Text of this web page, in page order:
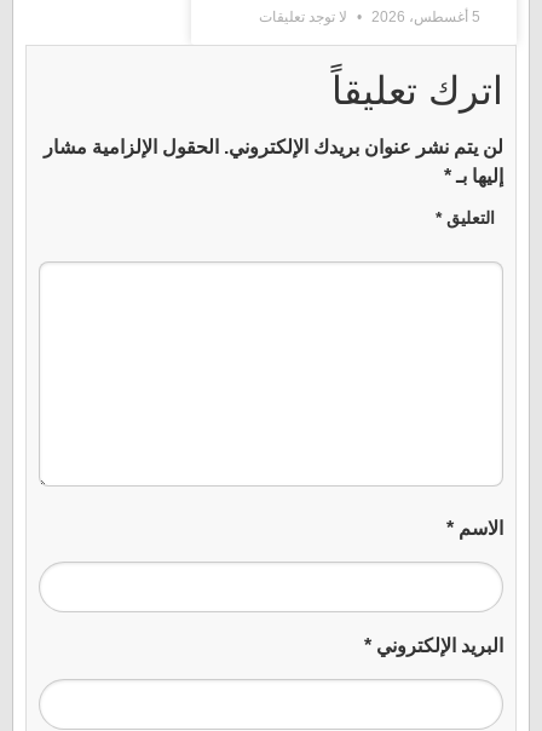
5 أغسطس، 2026 لا توجد تعليقات
اترك تعليقاً
لن يتم نشر عنوان بريدك الإلكتروني. الحقول الإلزامية مشار
إليها بـ*
التعليق*
الاسم *
البريد الإلكتروني *